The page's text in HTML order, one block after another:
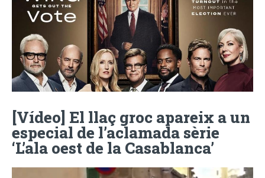
[Vídeo] El llaç groc apareix a un
especial de l’aclamada sèrie
‘L’ala oest de la Casablanca’